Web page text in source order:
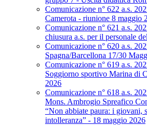
Comunicazione n° 622 a.s.
Camerota - riunione 8 maggio
Comunicazione n° 621 a.s.
chiusura a.s. per il personale
Comunicazione n° 620 a.s.
Spagna/Barcellona 17/30
Comunicazione n° 619 a.s.
Soggiorno sportivo Marina di
2026
Comunicazione n° 618 a.s.
Mons. Ambrogio Spreafico
“Non abbiate paura: i giovani,
intolleranza” - 18 maggio 2026